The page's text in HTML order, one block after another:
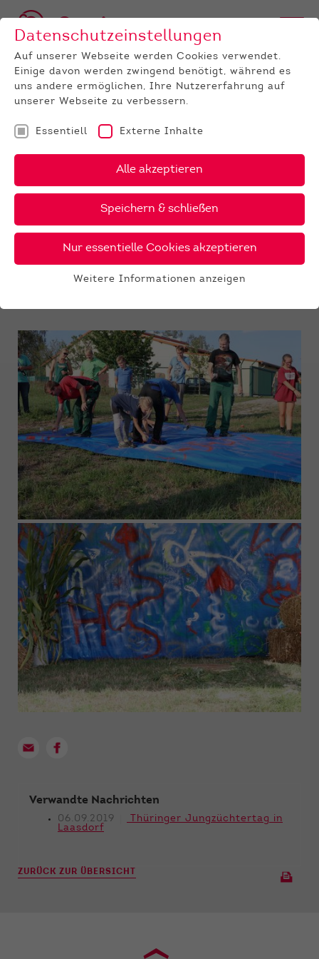
UNTERNEHMEN News
Fotos Thüringer
Jungzüchtertag in Laasdorf
Hallo zusammen, hier der Link zu den Fotos
Verwandte Nachrichten
06.09.2019
Thüringer Jungzüchtertag in
Laasdorf
ZURÜCK ZUR ÜBERSICHT
›
Datenschutzeinstellungen
Auf unserer Webseite werden Cookies verwendet.
Einige davon werden zwingend benötigt, während es
uns andere ermöglichen, Ihre Nutzererfahrung auf
unserer Webseite zu verbessern.
Essentiell Externe Inhalte
Alle akzeptieren
Speichern & schließen
Nur essentielle Cookies akzeptieren
gewährleistet, dass die Webseite einwandfrei
funktioniert.
Name cookie_optin
Anbieter Qnetics
Laufzeit 1 Jahr
Zweck Cookie Einstellungen speichern
Cookie-Informationen anzeigen
Externe Inhalte
Wir verwenden auf unserer Website externe
Inhalte, um Ihnen zusätzliche Informationen
anzubieten.
Weitere Informationen anzeigen